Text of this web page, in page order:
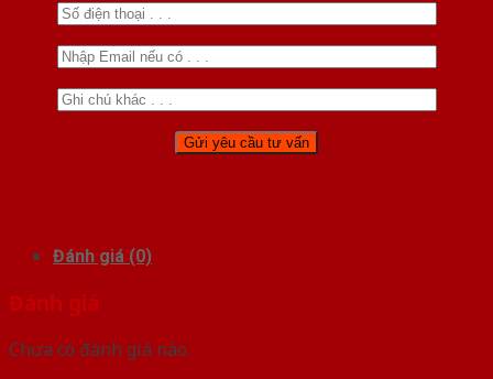
Đánh giá (0)
Đánh giá
Chưa có đánh giá nào.